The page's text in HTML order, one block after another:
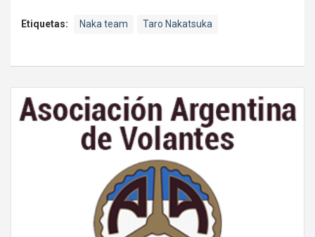
Etiquetas: Naka team Taro Nakatsuka